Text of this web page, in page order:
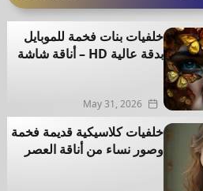
خلفيات بنات فخمة للموبايل
بدقة عالية HD – أناقة شاشة
May 31, 2026
خلفيات كلاسيكية قديمة فخمة
وصور نساء من أناقة العصر